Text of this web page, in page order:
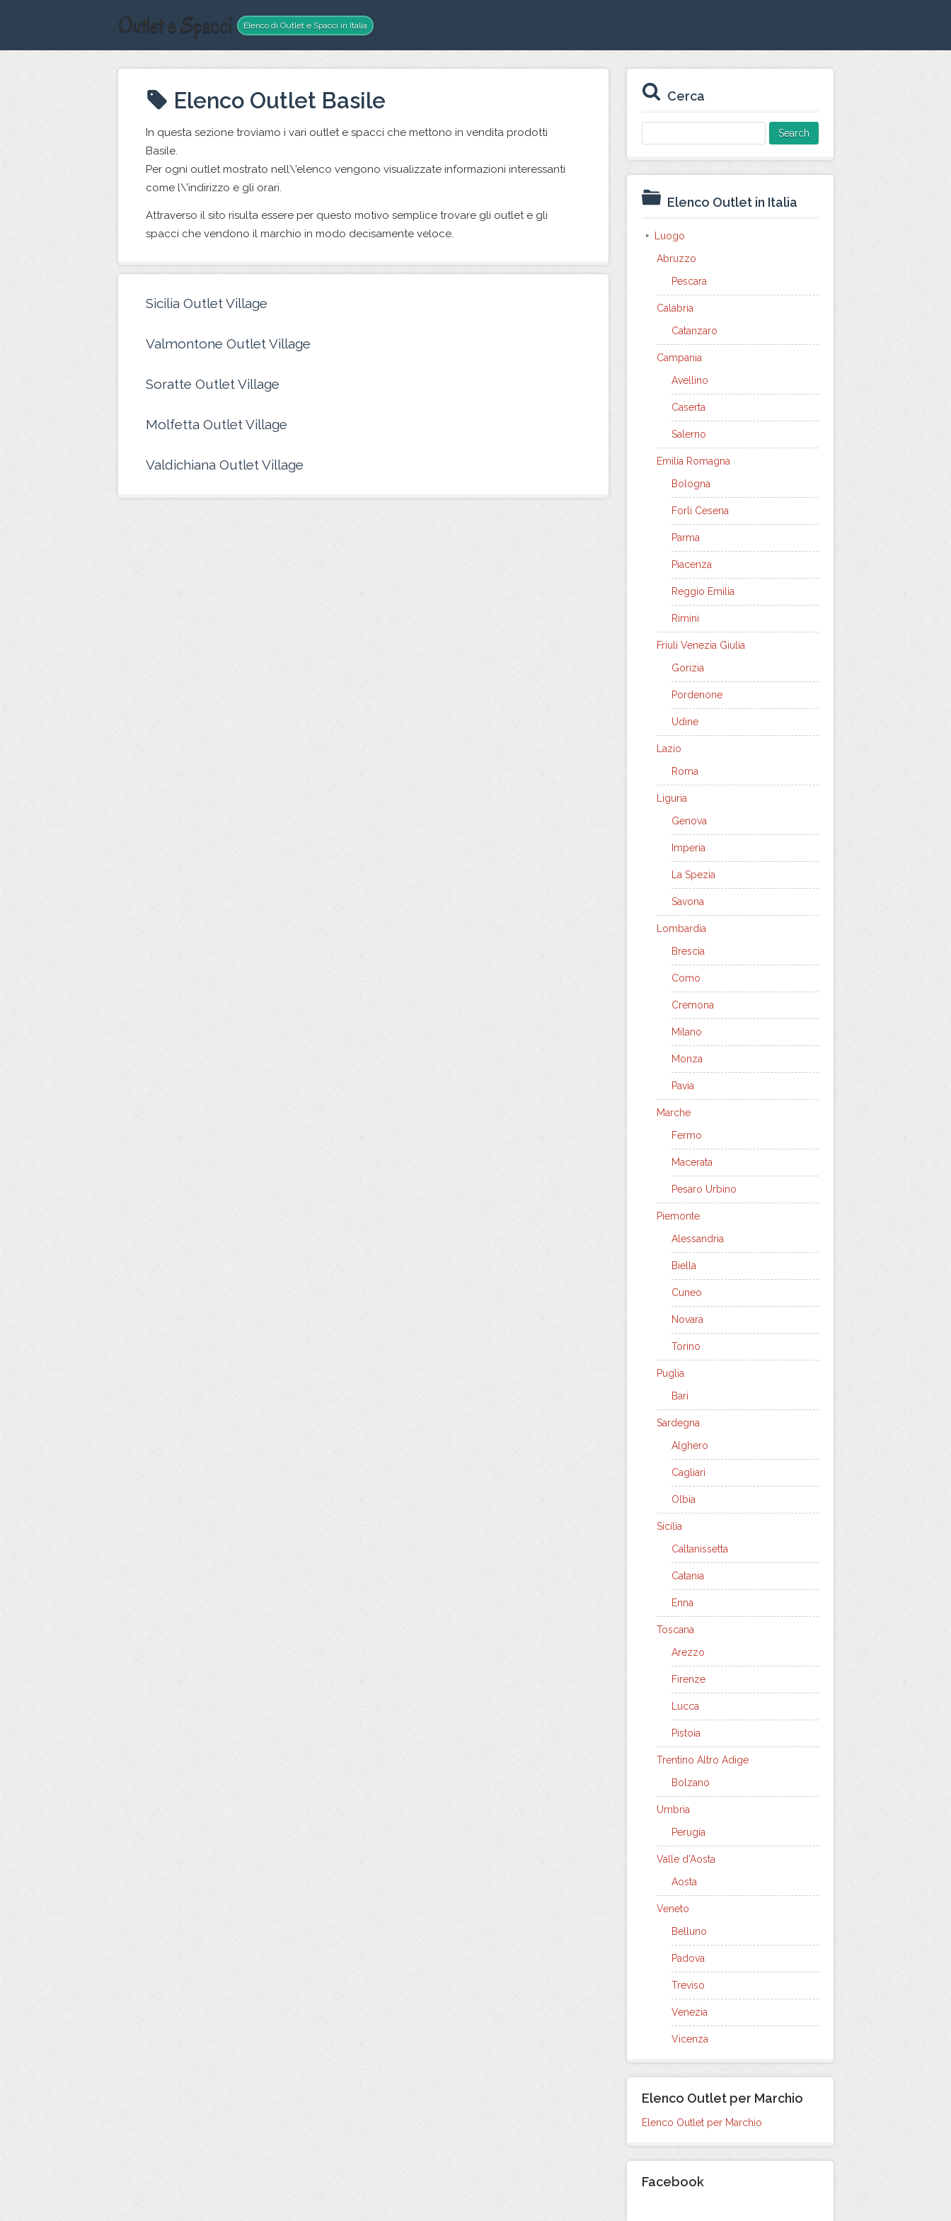
Outlet e Spacci Elenco di Outlet e Spacci in Italia
Elenco Outlet Basile
In questa sezione troviamo i vari outlet e spacci che mettono in vendita prodotti
Basile.
Per ogni outlet mostrato nell\’elenco vengono visualizzate informazioni interessanti
come l\’indirizzo e gli orari.
Attraverso il sito risulta essere per questo motivo semplice trovare gli outlet e gli
spacci che vendono il marchio in modo decisamente veloce.
Sicilia Outlet Village
Valmontone Outlet Village
Soratte Outlet Village
Molfetta Outlet Village
Valdichiana Outlet Village
Cerca
for:
Elenco Outlet in Italia
Luogo
Abruzzo
Pescara
Calabria
Catanzaro
Campania
Avellino
Caserta
Salerno
Emilia Romagna
Bologna
Forli Cesena
Parma
Piacenza
Reggio Emilia
Rimini
Friuli Venezia Giulia
Gorizia
Pordenone
Udine
Lazio
Roma
Liguria
Genova
Imperia
La Spezia
Savona
Lombardia
Brescia
Como
Cremona
Milano
Monza
Pavia
Marche
Fermo
Macerata
Pesaro Urbino
Piemonte
Alessandria
Biella
Cuneo
Novara
Torino
Puglia
Bari
Sardegna
Alghero
Cagliari
Olbia
Sicilia
Caltanissetta
Catania
Enna
Toscana
Arezzo
Firenze
Lucca
Pistoia
Trentino Altro Adige
Bolzano
Umbria
Perugia
Valle d'Aosta
Aosta
Veneto
Belluno
Padova
Treviso
Venezia
Vicenza
Elenco Outlet per Marchio
Elenco Outlet per Marchio
Facebook